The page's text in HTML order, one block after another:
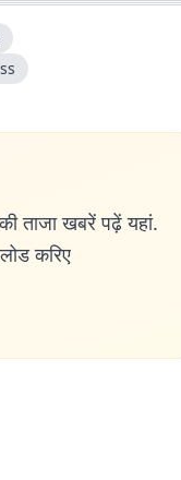
की ताजा खबरें पढ़ें यहां.
करिए